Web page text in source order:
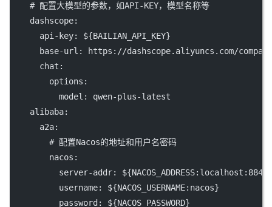
# 配置大模型的参数，如API-KEY，模型名称等
dashscope:
api-key: ${BAILIAN_API_KEY}
base-url :
https://dashscope.aliyuncs.com/
chat :
options :
model : qwen-plus-latest
alibaba:
a2a:
# 配置Nacos的地址和用户名密码
nacos :
server-addr: ${NACOS_ADDRESS:localhost:8848}
username: ${NACOS_USERNAME:nacos}
password : ${NACOS_PASSWORD}